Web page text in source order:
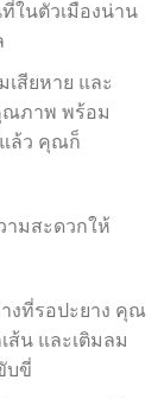
ในตัวเมืองน่าน
เสียหาย และ
ณภาพ พร้อม
ล้ว คุณก็
ามสะดวกให้
งที่รอปะยาง คุณ
ส้น และเติมลม
บขี่